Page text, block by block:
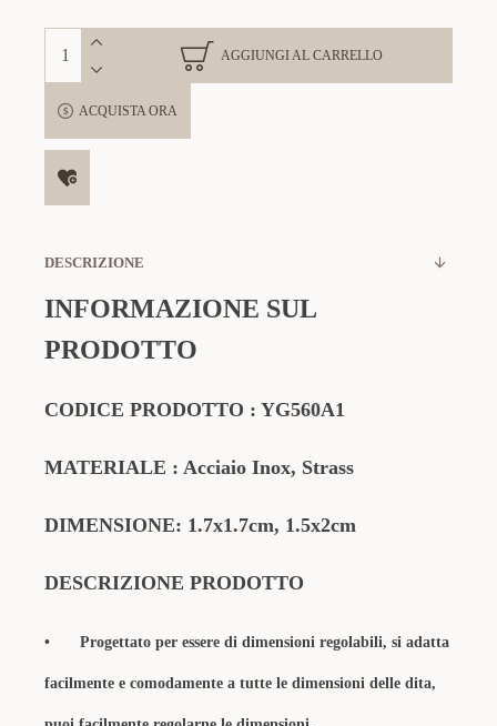
AGGIUNGI AL CARRELLO
ACQUISTA ORA
DESCRIZIONE
INFORMAZIONE SUL
PRODOTTO
CODICE PRODOTTO : YG560A1
MATERIALE : Acciaio Inox, Strass
DIMENSIONE: 1.7x1.7cm, 1.5x2cm
DESCRIZIONE PRODOTTO
• Progettato per essere di dimensioni regolabili, si adatta
facilmente e comodamente a tutte le dimensioni delle dita,